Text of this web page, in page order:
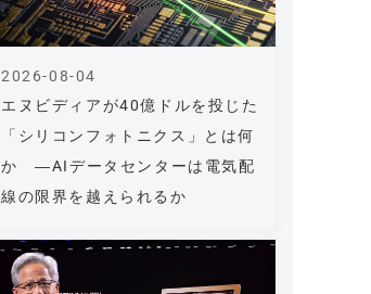
エヌビディアが40億ドルを投じた
「シリコンフォトニクス」とは何
か ―AIデータセンターは電気配
線の限界を越えられるか
2026-08-04